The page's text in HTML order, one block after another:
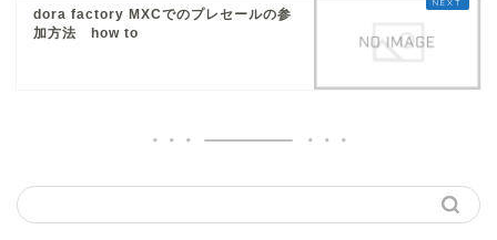
dora factory MXCでのプレセールの参
加方法 how to